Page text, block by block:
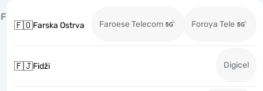
F
🇫🇴Farska Ostrva Faroese Telecom Foroya Tele
🇫🇯Fidži Digicel